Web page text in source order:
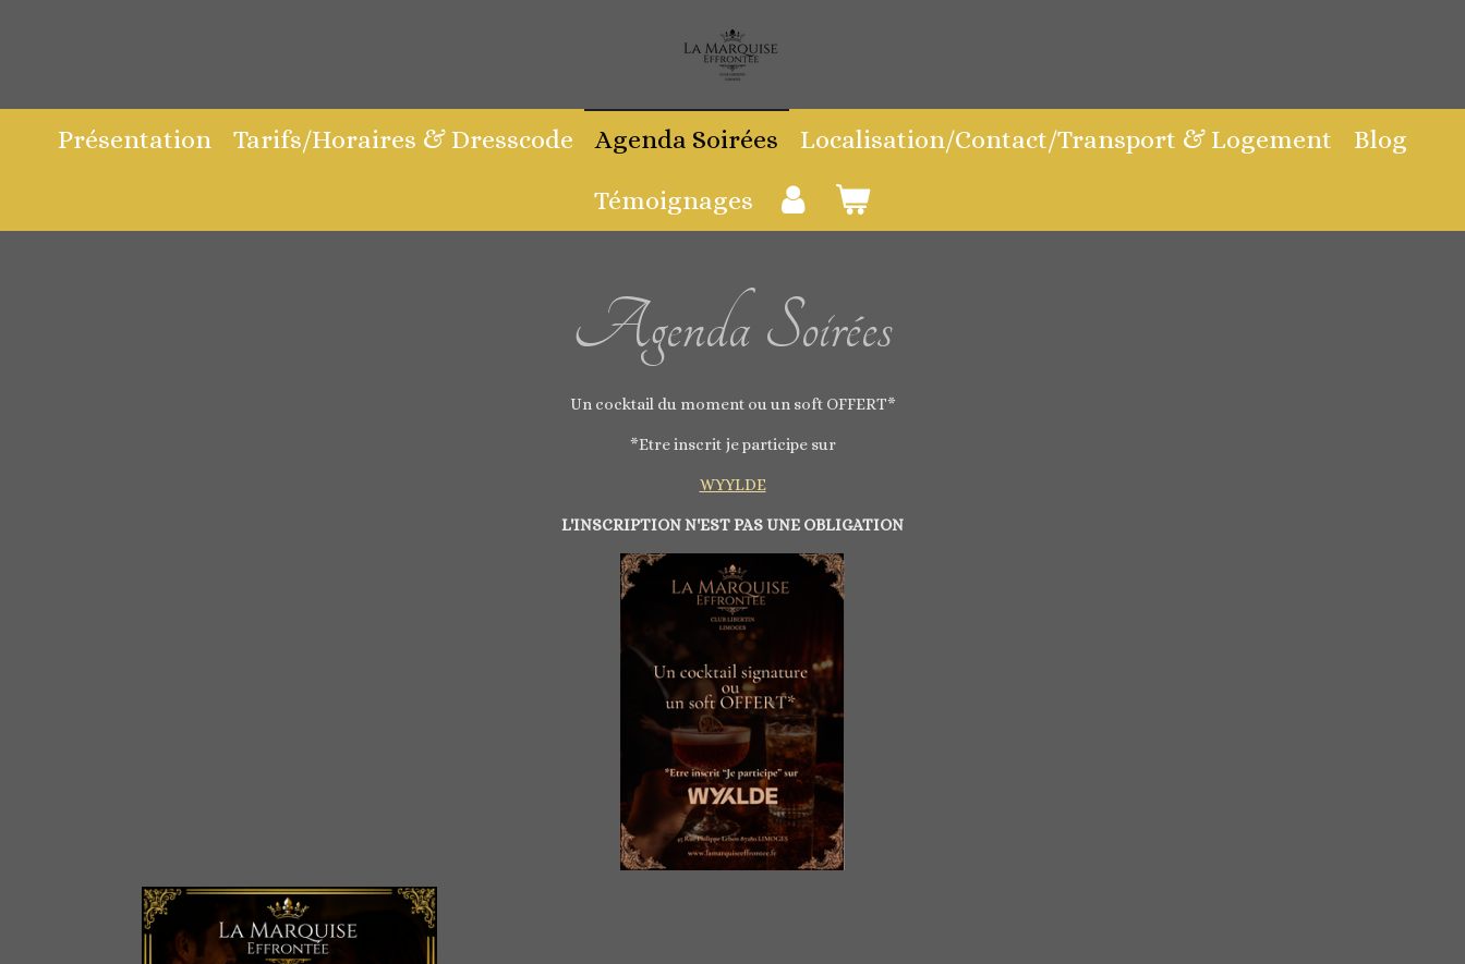
Présentation Tarifs/Horaires & Dresscode Agenda Soirées Localisation/Contact/Transport & Logement
Blog
Témoignages
Agenda Soirées
Un cocktail du moment ou un soft OFFERT*
*Etre inscrit je participe sur
WYYLDE
L'INSCRIPTION N'EST PAS UNE OBLIGATION